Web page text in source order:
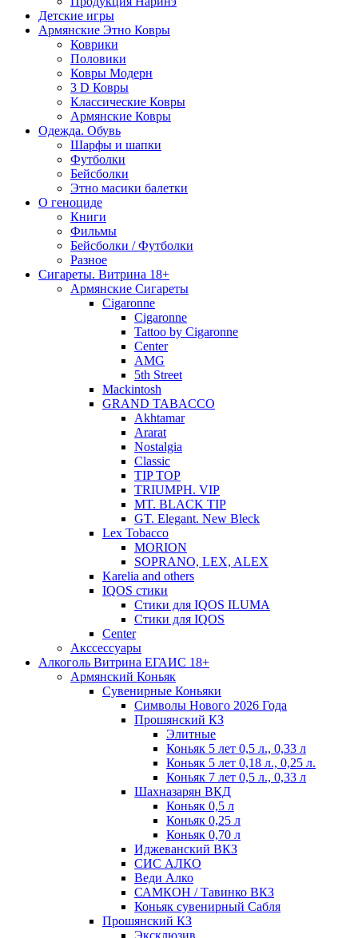
Детские игры
Армянские Этно Ковры
Коврики
Половики
Ковры Модерн
3 D Ковры
Классические Ковры
Армянские Ковры
Одежда. Обувь
Шарфы и шапки
Футболки
Бейсболки
Этно масики балетки
О геноциде
Книги
Фильмы
Бейсболки / Футболки
Разное
Сигареты. Витрина 18+
Армянские Сигареты
Cigaronne
Cigaronne
Tattoo by Cigaronne
Center
AMG
5th Street
Mackintosh
GRAND TABACCO
Akhtamar
Ararat
Nostalgia
Classic
TIP TOP
TRIUMPH. VIP
MT. BLACK TIP
GT. Elegant. New Bleck
Lex Tobacco
MORION
SOPRANO, LEX, ALEX
Karelia and others
IQOS стики
Стики для IQOS ILUMA
Стики для IQOS
Сenter
Акссессуары
Алкоголь Витрина ЕГАИС 18+
Армянский Коньяк
Сувенирные Коньяки
Символы Нового 2026 Года
Прошянский КЗ
Элитные
Коньяк 5 лет 0,5 л., 0,33 л
Коньяк 5 лет 0,18 л., 0,25 л.
Коньяк 7 лет 0,5 л., 0,33 л
Шахназарян ВКД
Коньяк 0,5 л
Коньяк 0,25 л
Коньяк 0,70 л
Иджеванский ВКЗ
СИС АЛКО
Веди Алко
САМКОН / Тавинко ВКЗ
Коньяк сувенирный Сабля
Прошянский КЗ
Эксклюзив